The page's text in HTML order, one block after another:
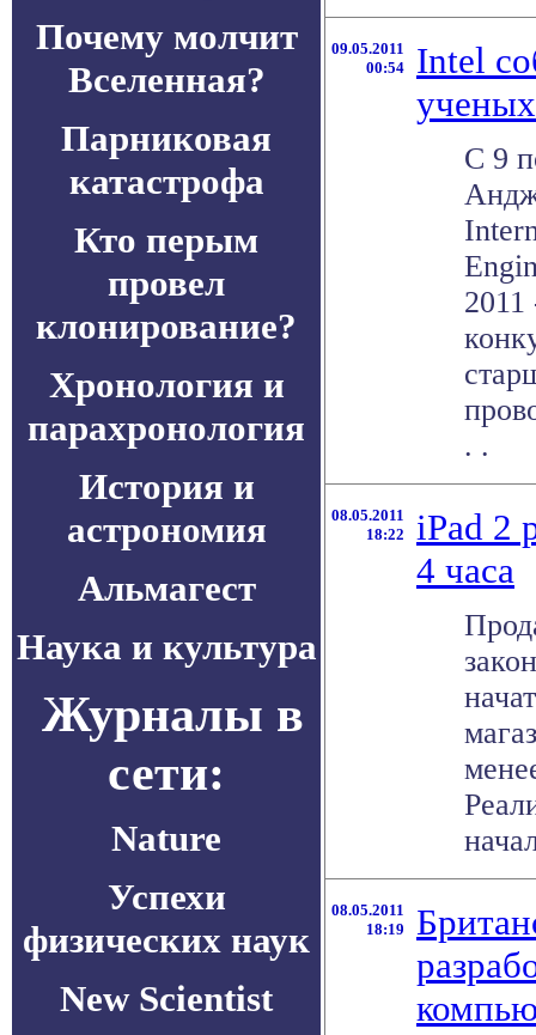
Почему молчит
Вселенная?
Парниковая
катастрофа
Кто перым
провел
клонирование?
Хронология и
парахронология
История и
астрономия
Альмагест
Наука и культура
Журналы в
сети:
Nature
Успехи
физических наук
New Scientist
09.05.2011
00:54
Intel
С 9
. .
08.05.2011
18:22
iPad 2
4 часа
08.05.2011
18:19